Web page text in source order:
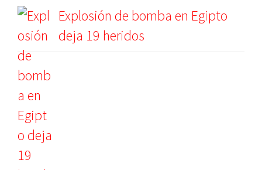
Explosión de bomba en Egipto
deja 19 heridos